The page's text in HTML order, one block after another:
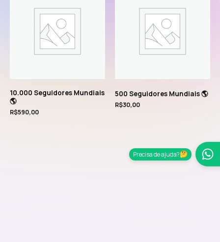
10.000 Seguidores Mundiais
🌎
R$590,00
500 Seguidores Mundiais 🌎
R$30,00
Precisa de ajuda?